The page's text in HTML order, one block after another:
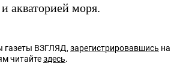
акваторией моря.
газеты ВЗГЛЯД,зарегистрировавшись
читайтездесь.